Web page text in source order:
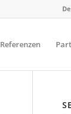
Referenzen